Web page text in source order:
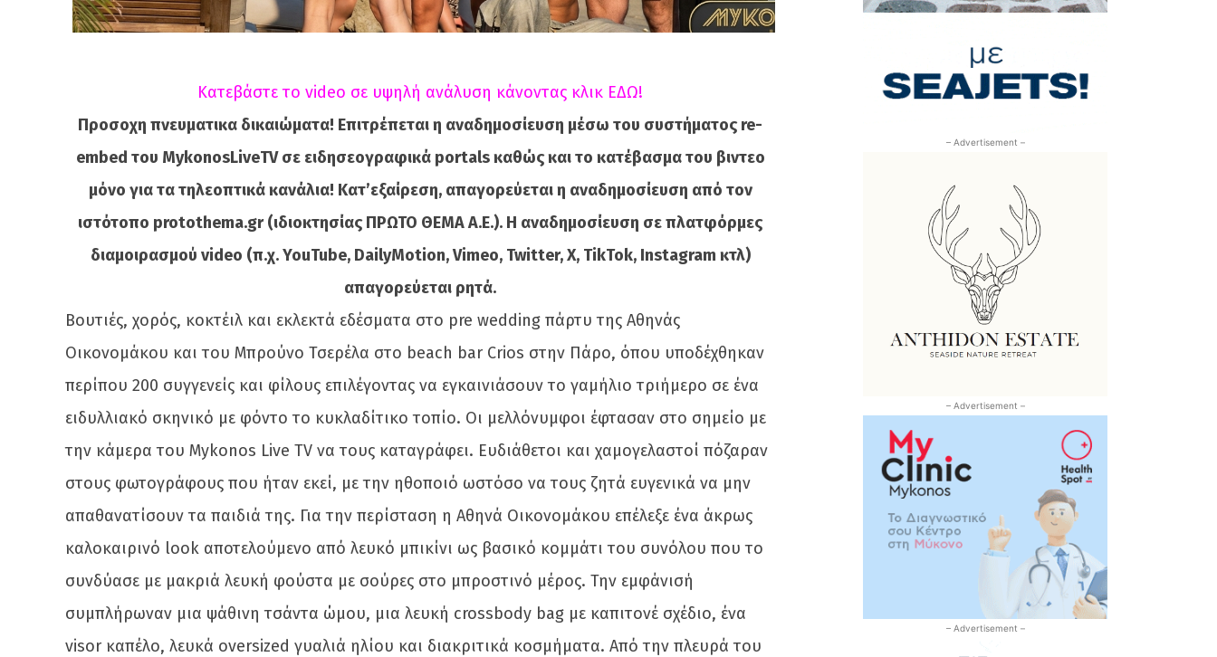
Κατεβάστε το video σε υψηλή ανάλυση κάνοντας κλικ ΕΔΩ!
Προσοχη πνευματικα δικαιώματα! Επιτρέπεται η αναδημοσίευση μέσω του συστήματος re-
embed του MykonosLiveTV σε ειδησεογραφικά portals καθώς και το κατέβασμα του βιντεο
μόνο για τα τηλεοπτικά κανάλια! Κατ’εξαίρεση, απαγορεύεται η αναδημοσίευση από τον
ιστότοπο protothema.gr (ιδιοκτησίας ΠΡΩΤΟ ΘΕΜΑ A.E.). Η αναδημοσίευση σε πλατφόρμες
διαμοιρασμού video (π.χ. YouTube, DailyMotion, Vimeo, Twitter, X, TikTok, Instagram κτλ)
απαγορεύεται ρητά.
Βουτιές, χορός, κοκτέιλ και εκλεκτά εδέσματα στο pre wedding πάρτυ της Αθηνάς
Οικονομάκου και του Μπρούνο Τσερέλα στο beach bar Crios στην Πάρο, όπου υποδέχθηκαν
περίπου 200 συγγενείς και φίλους επιλέγοντας να εγκαινιάσουν το γαμήλιο τριήμερο σε ένα
ειδυλλιακό σκηνικό με φόντο το κυκλαδίτικο τοπίο. Οι μελλόνυμφοι έφτασαν στο σημείο με
την κάμερα του Mykonos Live TV να τους καταγράφει. Ευδιάθετοι και χαμογελαστοί πόζαραν
στους φωτογράφους που ήταν εκεί, με την ηθοποιό ωστόσο να τους ζητά ευγενικά να μην
απαθανατίσουν τα παιδιά της. Για την περίσταση η Αθηνά Οικονομάκου επέλεξε ένα άκρως
καλοκαιρινό look αποτελούμενο από λευκό μπικίνι ως βασικό κομμάτι του συνόλου που το
συνδύασε με μακριά λευκή φούστα με σούρες στο μπροστινό μέρος. Την εμφάνισή
συμπλήρωναν μια ψάθινη τσάντα ώμου, μια λευκή crossbody bag με καπιτονέ σχέδιο, ένα
visor καπέλο, λευκά oversized γυαλιά ηλίου και διακριτικά κοσμήματα. Από την πλευρά του
– Advertisement –
– Advertisement –
– Advertisement –